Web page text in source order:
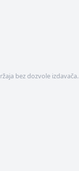
bez dozvole izdavača.